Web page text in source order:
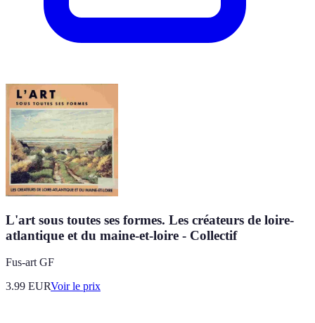
L'art sous toutes ses formes. Les créateurs de loire-
atlantique et du maine-et-loire - Collectif
Fus-art GF
3.99 EURVoir le prix